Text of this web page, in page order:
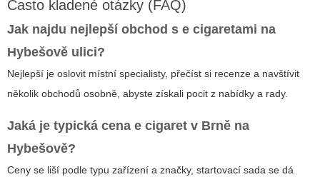
Často kladené otázky (FAQ)
Jak najdu nejlepší obchod s e cigaretami na
Hybešově ulici?
Nejlepší je oslovit místní specialisty, přečíst si recenze a navštívit
několik obchodů osobně, abyste získali pocit z nabídky a rady.
Jaká je typická cena e cigaret v Brně na
Hybešově?
Ceny se liší podle typu zařízení a značky, startovací sada se dá